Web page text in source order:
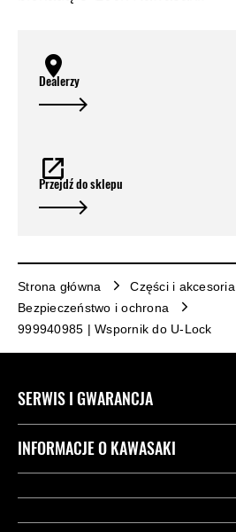
Dealerzy
Przejdź do sklepu
Strona główna Części i akcesoria
Bezpieczeństwo i ochrona
999940985 | Wspornik do U-Lock
SERWIS I GWARANCJA
Kontakt
Przydatne strony
INFORMACJE O KAWASAKI
Dziedzictwo Kawasaki